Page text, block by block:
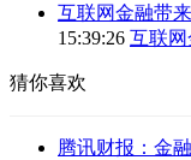
互联网金融带
15:39:26 互联网
猜你喜欢
腾讯财报：金